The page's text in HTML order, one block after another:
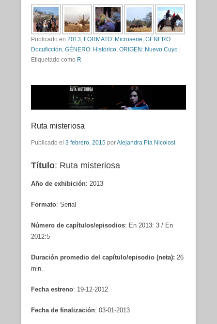
Publicado en 2013, FORMATO: Microserie, GÉNERO:
Docuficción, GÉNERO: Histórico, ORIGEN: Nuevo Cuyo |
Etiquetado como R
Ruta misteriosa
Publicado el 3 febrero, 2015 porAlejandra Pía Nicolosi
Título: Ruta misteriosa
Año de exhibición: 2013
Formato: Serial
Número de capítulos/episodios: En 2013: 3 / En
2012:5
Duración promedio del capítulo/episodio (neta): 26
min.
Fecha estreno: 19-12-2012
Fecha de finalización: 03-01-2013